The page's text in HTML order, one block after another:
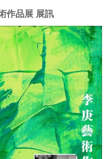
作品展 展訊